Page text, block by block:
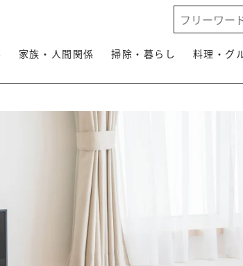
家族・人間関係 掃除・暮らし 料理・グ